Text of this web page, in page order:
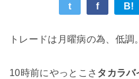
t f B!
トレードは月曜病の為、低調。
10時前にやっとこさ タカラバ